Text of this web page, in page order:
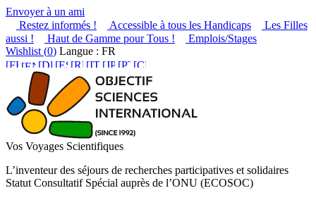
Envoyer à un ami
Restez informés !
Accessible à tous les Handicaps
Les Filles
aussi !
Haut de Gamme pour Tous !
Emplois/Stages
Wishlist (0) Langue : FR
Vos Voyages Scientifiques
L’inventeur des séjours de recherches participatives et solidaires
Statut Consultatif Spécial auprès de l’ONU (ECOSOC)